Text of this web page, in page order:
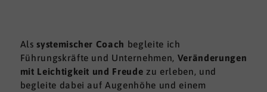
Alssystemischer Coach begleite ich
Führungskräfte und Unternehmen, Veränderungen
mit Leichtigkeit und Freude zu erleben, und
begleite dabei auf Augenhöhe und einem